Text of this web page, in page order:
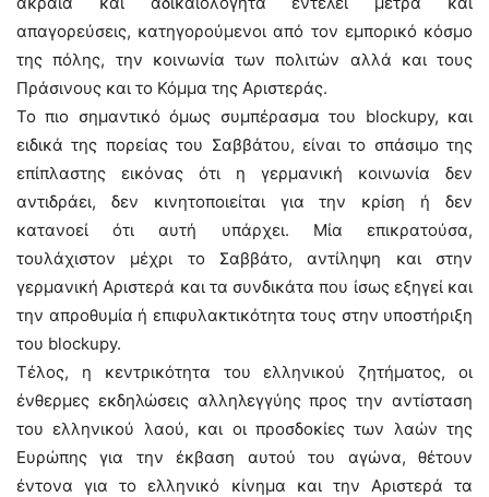
απαγορεύσεις, κατηγορούμενοι από τον εμπορικό κόσμο
της πόλης, την κοινωνία των πολιτών αλλά και τους
Πράσινους και το Κόμμα της Αριστεράς.
Το πιο σημαντικό όμως συμπέρασμα του blockupy, και
ειδικά της πορείας του Σαββάτου, είναι το σπάσιμο της
επίπλαστης εικόνας ότι η γερμανική κοινωνία δεν
αντιδράει, δεν κινητοποιείται για την κρίση ή δεν
κατανοεί ότι αυτή υπάρχει. Μία επικρατούσα,
τουλάχιστον μέχρι το Σαββάτο, αντίληψη και στην
γερμανική Αριστερά και τα συνδικάτα που ίσως εξηγεί και
την απροθυμία ή επιφυλακτικότητα τους στην υποστήριξη
του blockupy.
Tέλος, η κεντρικότητα του ελληνικού ζητήματος, οι
ένθερμες εκδηλώσεις αλληλεγγύης προς την αντίσταση
του ελληνικού λαού, και οι προσδοκίες των λαών της
Ευρώπης για την έκβαση αυτού του αγώνα, θέτουν
έντονα για το ελληνικό κίνημα και την Αριστερά τα